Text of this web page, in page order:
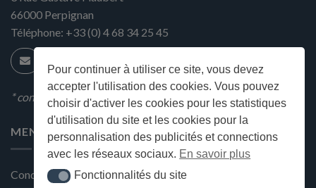
Pour continuer à utiliser ce site, vous devez
accepter l'utilisation des cookies. Vous pouvez
choisir d'activer les cookies pour les statistiques
d'utilisation du site et les cookies pour la
personnalisation des publicités et connections
avec les réseaux sociaux. En savoir plus
Fonctionnalités du site
Fonctionnalités du site
66000 Perpignan
Téléphone: +33 (0) 4 68 34 25 45
* condition en magasin
MENU
Conditions générales de ventes